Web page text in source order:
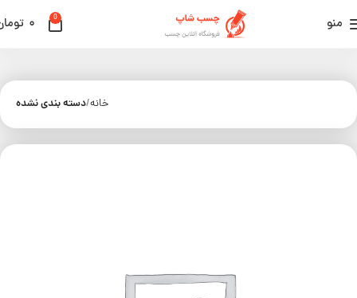
منو 0 ۰
خانه دسته بندی نشده